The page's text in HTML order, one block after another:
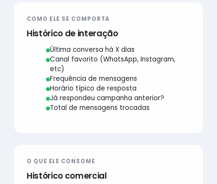
COMO ELE SE COMPORTA
Histórico de interação
Última conversa há X dias
Canal favorito (WhatsApp, Instagram,
etc)
Frequência de mensagens
Horário típico de resposta
Já respondeu campanha anterior?
Total de mensagens trocadas
O QUE ELE CONSOME
Histórico comercial